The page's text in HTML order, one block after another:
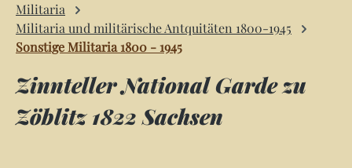
Militaria
Militaria und militärische Antquitäten 1800-1945
Sonstige Militaria 1800 - 1945
Zinnteller National Garde zu
Zöblitz 1822 Sachsen